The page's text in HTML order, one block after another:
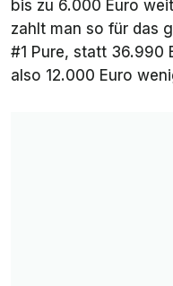
bis zu 6.000 Euro
zahlt man so für das
#1 Pure, statt 36.990
also 12.000 Euro